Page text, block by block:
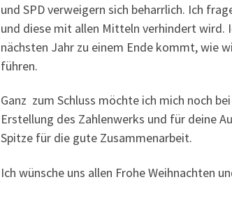
und SPD verweigern sich beharrlich. Ich
und diese mit allen Mitteln verhindert wird.
nächsten Jahr zu einem Ende kommt, wie
führen.
Ganz zum Schluss möchte ich mich noch
Erstellung des Zahlenwerks und für deine
Spitze für die gute Zusammenarbeit.
Ich wünsche uns allen Frohe Weihnachten